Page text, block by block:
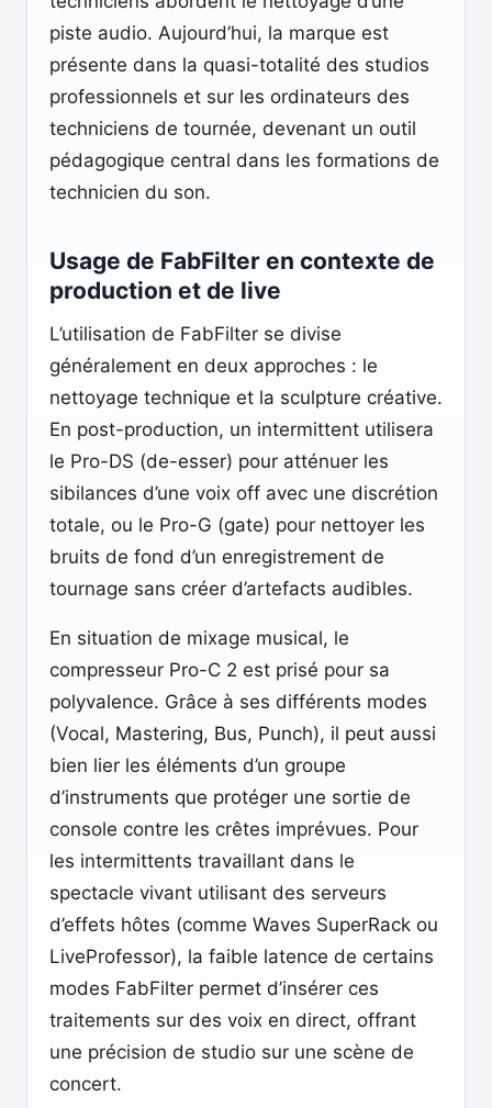
piste audio. Aujourd’hui, la marque est
présente dans la quasi-totalité des studios
professionnels et sur les ordinateurs des
techniciens de tournée, devenant un outil
pédagogique central dans les formations de
technicien du son.
Usage de FabFilter en contexte de
production et de live
L’utilisation de FabFilter se divise
généralement en deux approches : le
nettoyage technique et la sculpture créative.
En post-production, un intermittent utilisera
le Pro-DS (de-esser) pour atténuer les
sibilances d’une voix off avec une discrétion
totale, ou le Pro-G (gate) pour nettoyer les
bruits de fond d’un enregistrement de
tournage sans créer d’artefacts audibles.
En situation de mixage musical, le
compresseur Pro-C 2 est prisé pour sa
polyvalence. Grâce à ses différents modes
(Vocal, Mastering, Bus, Punch), il peut aussi
bien lier les éléments d’un groupe
d’instruments que protéger une sortie de
console contre les crêtes imprévues. Pour
les intermittents travaillant dans le
spectacle vivant utilisant des serveurs
d’effets hôtes (comme Waves SuperRack ou
LiveProfessor), la faible latence de certains
modes FabFilter permet d’insérer ces
traitements sur des voix en direct, offrant
une précision de studio sur une scène de
concert.